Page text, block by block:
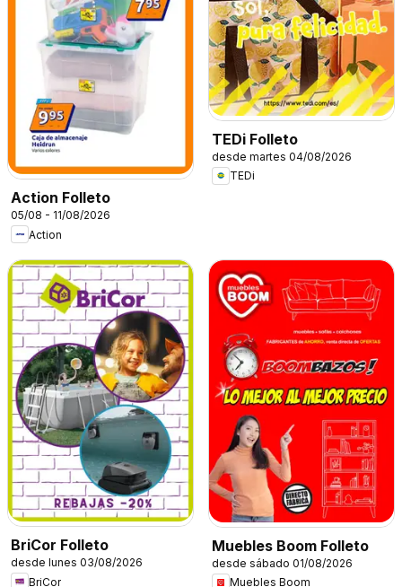
Action Folleto
05/08 - 11/08/2026
Action
TEDi Folleto
desde martes 04/08/2026
TEDi
BriCor Folleto
desde lunes 03/08/2026
BriCor
Muebles Boom Folleto
desde sábado 01/08/2026
Muebles Boom